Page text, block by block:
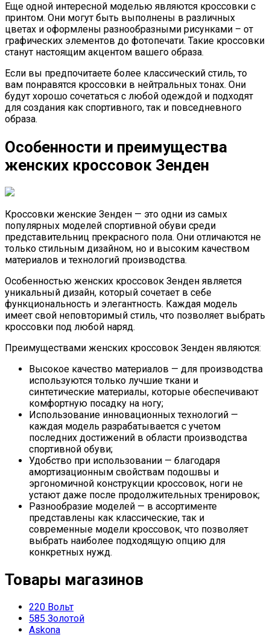
Еще одной интересной моделью являются кроссовки с
принтом. Они могут быть выполнены в различных
цветах и оформлены разнообразными рисунками – от
графических элементов до фотопечати. Такие кроссовки
станут настоящим акцентом вашего образа.
Если вы предпочитаете более классический стиль, то
вам понравятся кроссовки в нейтральных тонах. Они
будут хорошо сочетаться с любой одеждой и подходят
для создания как спортивного, так и повседневного
образа.
Особенности и преимущества
женских кроссовок Зенден
Кроссовки женские Зенден — это одни из самых
популярных моделей спортивной обуви среди
представительниц прекрасного пола. Они отличаются не
только стильным дизайном, но и высоким качеством
материалов и технологий производства.
Особенностью женских кроссовок Зенден является
уникальный дизайн, который сочетает в себе
функциональность и элегантность. Каждая модель
имеет свой неповторимый стиль, что позволяет выбрать
кроссовки под любой наряд.
Преимуществами женских кроссовок Зенден являются:
Высокое качество материалов — для производства
используются только лучшие ткани и
синтетические материалы, которые обеспечивают
комфортную посадку на ногу;
Использование инновационных технологий —
каждая модель разрабатывается с учетом
последних достижений в области производства
спортивной обуви;
Удобство при использовании — благодаря
амортизационным свойствам подошвы и
эргономичной конструкции кроссовок, ноги не
устают даже после продолжительных тренировок;
Разнообразие моделей — в ассортименте
представлены как классические, так и
современные модели кроссовок, что позволяет
выбрать наиболее подходящую опцию для
конкретных нужд.
Товары магазинов
220 Вольт
585 Золотой
Askona